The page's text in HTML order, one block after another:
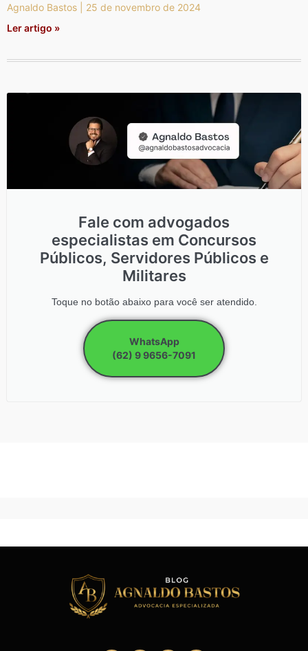
Agnaldo Bastos
25 de novembro de 2024
Ler artigo »
Fale com advogados
especialistas em Concursos
Públicos, Servidores Públicos e
Militares
Toque no botão abaixo para você ser atendido.
WhatsApp
(62) 9 9656-7091